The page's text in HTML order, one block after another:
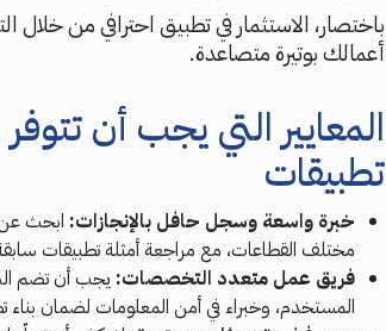
باختصار، الاستثمار في تطبيق احترافي من
أعمالك بوتيرة متصاعدة.
المعايير التي يجب أن
تطبيقات
خبرة واسعة وسجل حافل بالإنجازات: ابحث
مختلف القطاعات، مع مراجعة أمثلة تطبيقات
فريق عمل متعدد التخصصات: يجب أن تضم
المستخدم، وخبراء في أمن المعلومات لضمان بناء